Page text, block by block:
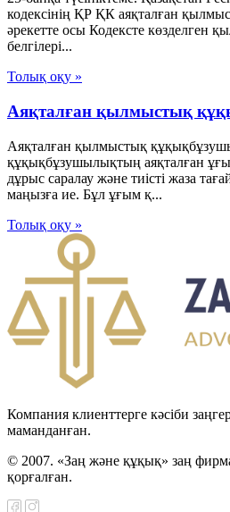
кодексінің ҚР ҚК аяқталған
әрекетте осы Кодексте көзделген
белгілері...
Толық оқу »
Аяқталған қылмыстық
Аяқталған қылмыстық
құқықбұзушылықтың аяқталған
дұрыс саралау және тиісті жаза
маңызға ие. Бұл ұғым қ...
Толық оқу »
Компания клиенттерге кәсіби
маманданған.
© 2007. «Заң және құқық» заң
қорғалған.